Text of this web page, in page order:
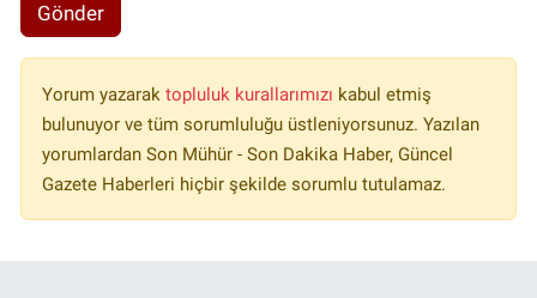
Gönder
Yorum yazarak topluluk kurallarımızı kabul etmiş
bulunuyor ve tüm sorumluluğu üstleniyorsunuz. Yazılan
yorumlardan Son Mühür - Son Dakika Haber, Güncel
Gazete Haberleri hiçbir şekilde sorumlu tutulamaz.